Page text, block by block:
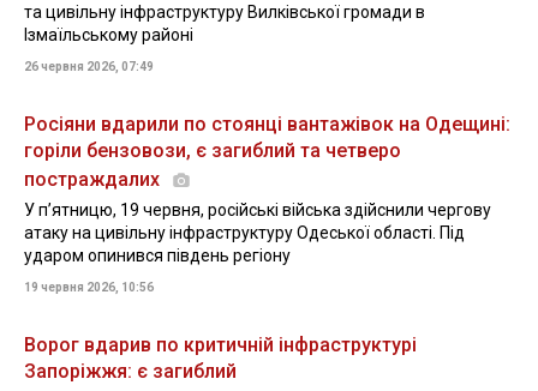
та цивільну інфраструктуру Вилківської громади в
Ізмаїльському районі
26 червня 2026, 07:49
Росіяни вдарили по стоянці вантажівок на Одещині:
горіли бензовози, є загиблий та четверо
постраждалих
У пʼятницю, 19 червня, російські війська здійснили чергову
атаку на цивільну інфраструктуру Одеської області. Під
ударом опинився південь регіону
19 червня 2026, 10:56
Ворог вдарив по критичній інфраструктурі
Запоріжжя: є загиблий